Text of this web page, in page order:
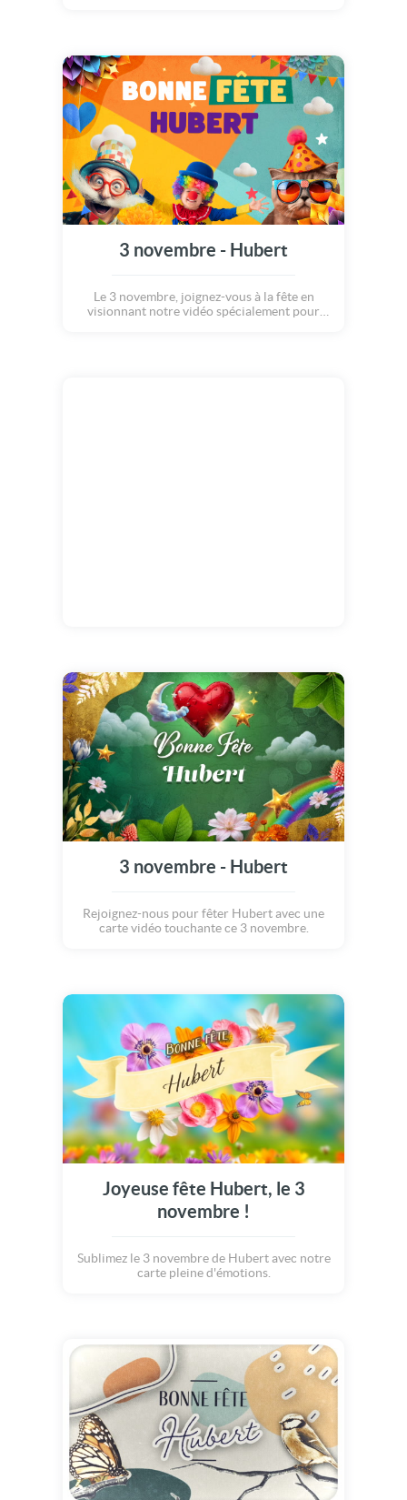
3 novembre - Hubert
Le 3 novembre, joignez-vous à la fête en
visionnant notre vidéo spécialement pour
3 novembre - Hubert
Rejoignez-nous pour fêter Hubert avec une
carte vidéo touchante ce 3 novembre.
Joyeuse fête Hubert, le 3
novembre !
Sublimez le 3 novembre de Hubert avec notre
carte pleine d'émotions.